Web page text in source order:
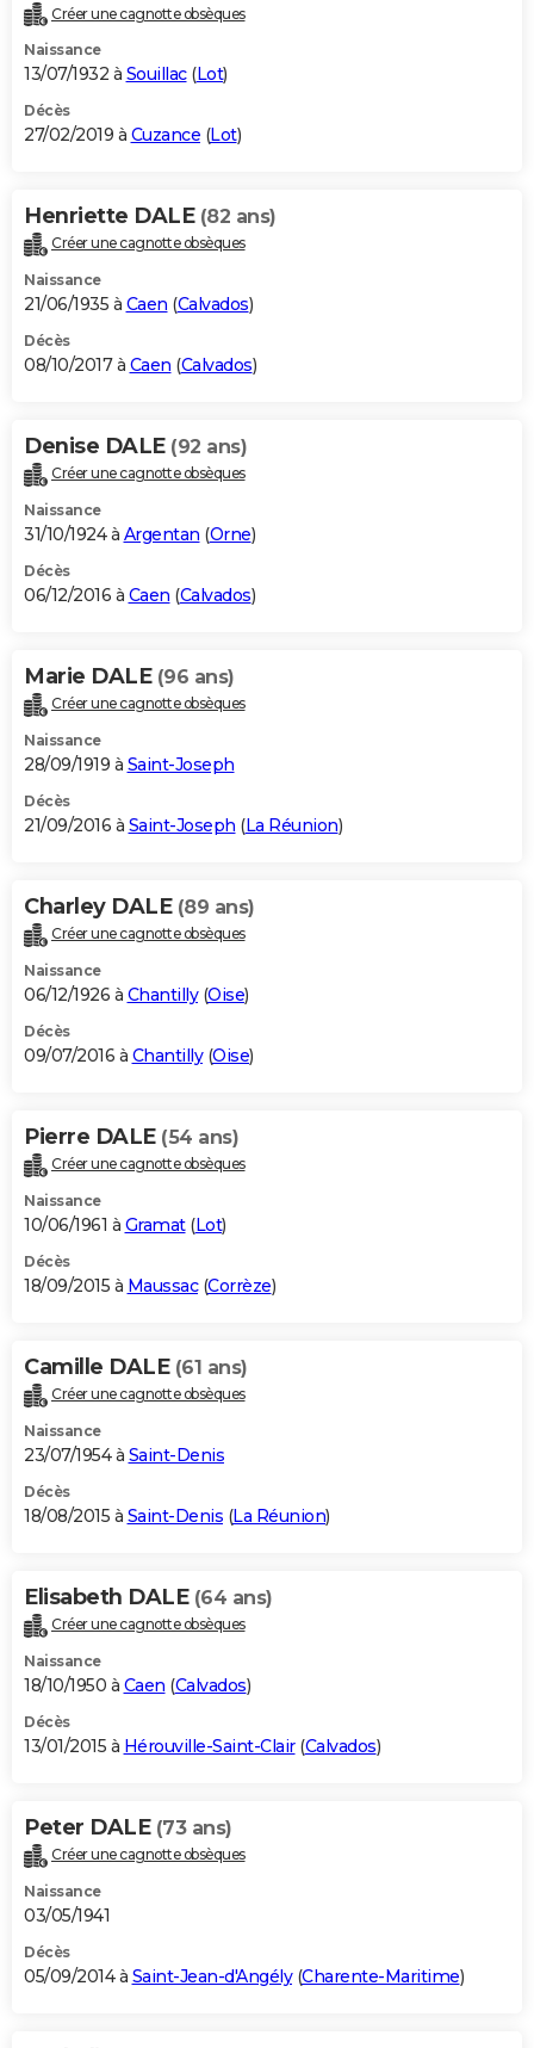
Créer une cagnotte obsèques
Naissance
13/07/1932 à Souillac(Lot)
Décès
27/02/2019 à Cuzance (Lot)
Henriette DALE (82 ans)
Créer une cagnotte obsèques
Naissance
21/06/1935 à Caen (Calvados)
Décès
08/10/2017 à Caen (Calvados)
Denise DALE (92 ans)
Créer une cagnotte obsèques
Naissance
31/10/1924 à Argentan (Orne)
Décès
06/12/2016 à Caen (Calvados)
Marie DALE (96 ans)
Créer une cagnotte obsèques
Naissance
28/09/1919 à Saint-Joseph
Décès
21/09/2016 à Saint-Joseph (La Réunion)
Charley DALE (89 ans)
Créer une cagnotte obsèques
Naissance
06/12/1926 à Chantilly(Oise)
Décès
09/07/2016 à Chantilly(Oise)
Pierre DALE (54 ans)
Créer une cagnotte obsèques
Naissance
10/06/1961 à Gramat(Lot)
Décès
18/09/2015 à Maussac(Corrèze)
Camille DALE (61 ans)
Créer une cagnotte obsèques
Naissance
23/07/1954 à Saint-Denis
Décès
18/08/2015 à Saint-Denis (La Réunion)
Elisabeth DALE (64 ans)
Créer une cagnotte obsèques
Naissance
18/10/1950 à Caen (Calvados)
Décès
13/01/2015 à Hérouville-Saint-Clair(Calvados)
Peter DALE (73 ans)
Créer une cagnotte obsèques
Naissance
03/05/1941
Décès
05/09/2014 à Saint-Jean-d'Angély(Charente-Maritime)